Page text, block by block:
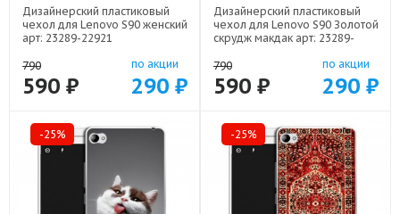
Дизайнерский пластиковый
чехол для Lenovo S90 женский
арт: 23289-22921
790
590 ₽
по акции
290 ₽
Дизайнерский пластиковый
чехол для Lenovo S90 Золотой
скрудж макдак арт: 23289-
790
590 ₽
по акции
290 ₽
-25% -25%